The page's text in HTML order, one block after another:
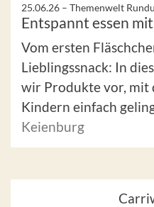
25.06.26 – Themenwelt
Entspannt essen
Vom ersten
Lieblingssnack: In
wir Produkte vor, mit
Kindern einfach
Keienburg